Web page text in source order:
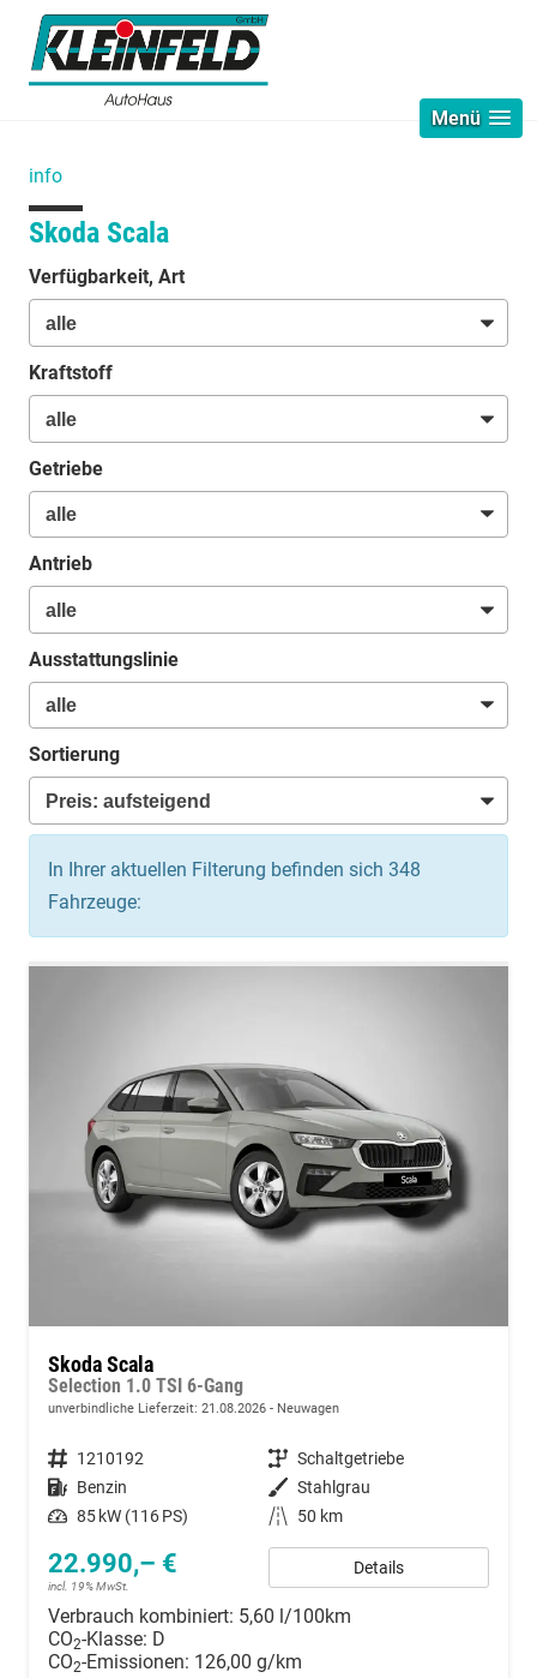
Menü
info
Skoda Scala
Verfügbarkeit, Art
Kraftstoff
Getriebe
Antrieb
Ausstattungslinie
Sortierung
In Ihrer aktuellen Filterung befinden sich 348
Fahrzeuge:
Skoda Scala
Selection 1.0 TSI 6-Gang
unverbindliche Lieferzeit: 21.08.2026 Neuwagen
Fahrzeugnummer 1210192 Getriebe Schaltgetriebe
Kraftstoff Benzin Außenfarbe Stahlgrau
Leistung 85 kW (116 PS) Kilometerstand 50 km
22.990,– €
incl. 19% MwSt.
Details
Verbrauch kombiniert: 5,60 l/100km
CO2-Klasse: D
CO2-Emissionen: 126,00 g/km